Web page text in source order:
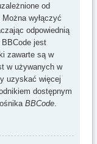
od
wyłączyć
odpowiednią
jest
zawarte są w
w używanych w
uzyskać więcej
dostępnym
BBCode